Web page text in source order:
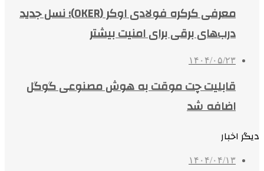
معرفی کرکره فولادی اوکر (OKER)؛ نسل جدید
درب‌های برقی برای امنیت بیشتر
۱۴۰۴/۰۵/۲۳
قابلیت چت موقت به هوش مصنوعی گوگل
اضافه شد
دیگر اخبار
۱۴۰۴/۰۴/۱۳